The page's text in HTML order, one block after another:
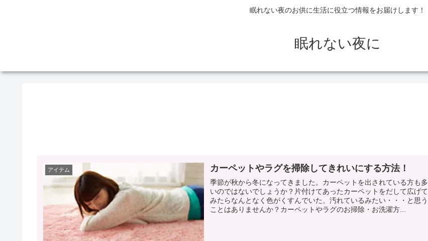
眠れない夜のお供に生活に役立つ情報をお届けします！
眠れない夜に
アイテム カーペットやラグを掃除してきれいにする方法！
季節が秋から冬になってきました。カーペットを出されている方も多
いのではないでしょうか？片付けてあったカーペットをだして広げて
みたらなんとなく色がくすんでいた、汚れているみたい・・・と思う
ことはありませんか？カーペットやラグのお掃除・お洗濯方...